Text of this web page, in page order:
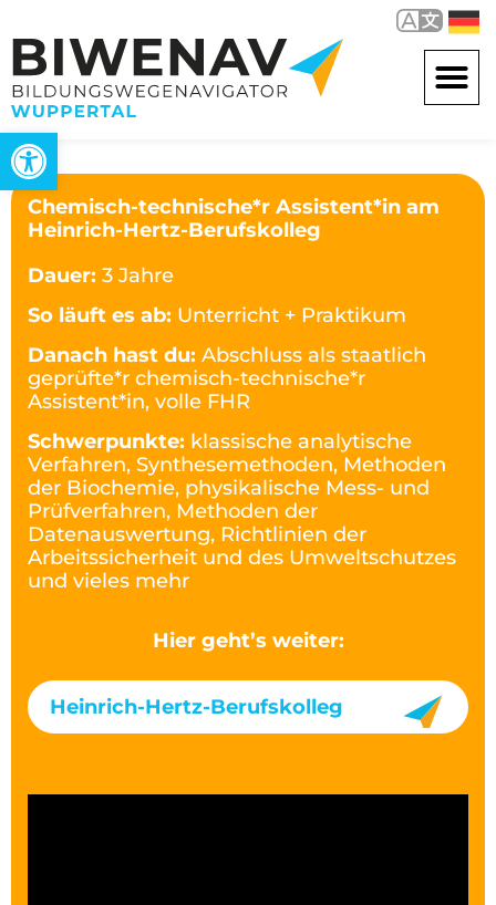
Werkzeugleiste öffnen
Chemisch-technische*r Assistent*in am
Heinrich-Hertz-Berufskolleg
Dauer: 3 Jahre
So läuft es ab: Unterricht + Praktikum
Danach hast du: Abschluss als staatlich
geprüfte*r chemisch-technische*r
Assistent*in, volle FHR
Schwerpunkte: klassische analytische
Verfahren, Synthesemethoden, Methoden
der Biochemie, physikalische Mess- und
Prüfverfahren, Methoden der
Datenauswertung, Richtlinien der
Arbeitssicherheit und des Umweltschutzes
und vieles mehr
Hier geht’s weiter:
Heinrich-Hertz-Berufskolleg